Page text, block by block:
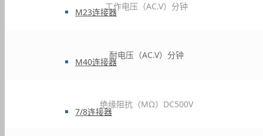
M23连接器
M40连接器
7/8连接器
工作电压（AC.V）分钟
耐电压（AC.V）分钟
绝缘阻抗（MΩ）DC500V